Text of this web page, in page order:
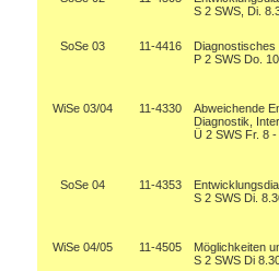
S 2 SWS, Di.
SoSe 03 11-4416
Diagnostisches
P 2 SWS Do.
WiSe 03/04 11-4330
Abweichende
Diagnostik,
Ü 2 SWS Fr. 8
SoSe 04 11-4353
S 2 SWS Di.
WiSe 04/05 11-4505
Möglichkeiten
S 2 SWS Di